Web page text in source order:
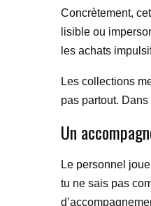
Concrètement,
lisible ou
les achats
Les collections
pas partout.
Un
Le personnel
tu ne sais pas